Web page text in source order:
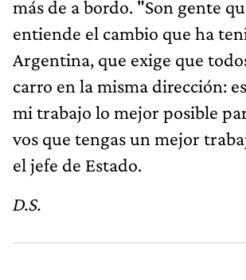
más de a bordo. "Son gente
entiende el cambio que ha
Argentina, que exige que
carro en la misma dirección:
mi trabajo lo mejor posible
vos que tengas un mejor
el jefe de Estado.
D.S.